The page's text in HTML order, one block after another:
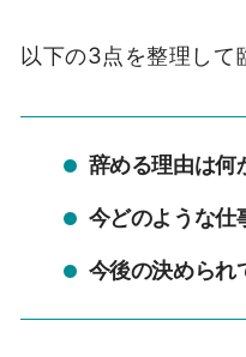
以下の3点を整理して
辞める理由は何
今どのような仕
今後の決められ